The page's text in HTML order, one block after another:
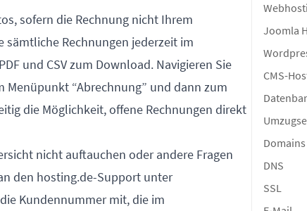
sofern die Rechnung nicht Ihrem
Rechnungen jederzeit im
und CSV zum Download. Navigieren Sie
“Abrechnung” und dann zum
die Möglichkeit, offene Rechnungen direkt
nicht auftauchen oder andere Fragen
den hosting.de-Support unter
Kundennummer mit, die im
Joomla
CMS-
Domains
DNS
SSL